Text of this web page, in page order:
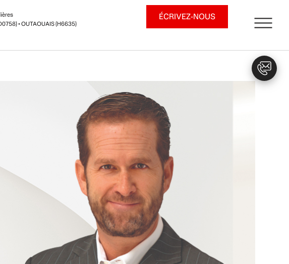
• OUTAOUAIS (H6635)
ÉCRIVEZ-NOUS